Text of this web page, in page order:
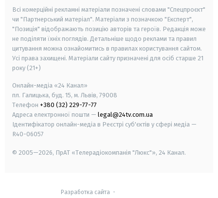
Всі комерційні рекламні матеріали позначені словами "Спецпроєкт"
чи "Партнерський матеріал". Матеріали з позначкою "Експерт",
"Позиція" відображають позицію авторів та героїв. Редакція може
не поділяти їхніх поглядів. Детальніше щодо реклами та правил
цитування можна ознайомитись в правилах користування сайтом.
Усі права захищені. Матеріали сайту призначені для осіб старше 21
року (21+)
Онлайн-медіа «24 Канал»
пл. Галицька, буд. 15, м. Львів, 79008
Телефон +380 (32) 229-77-77
Адреса електронної пошти — legal@24tv.com.ua
Ідентифікатор онлайн-медіа в Реєстрі суб'єктів у сфері медіа —
R40-06057
© 2005—2026, ПрАТ «Телерадіокомпанія "Люкс"», 24 Канал.
Разработка сайта -